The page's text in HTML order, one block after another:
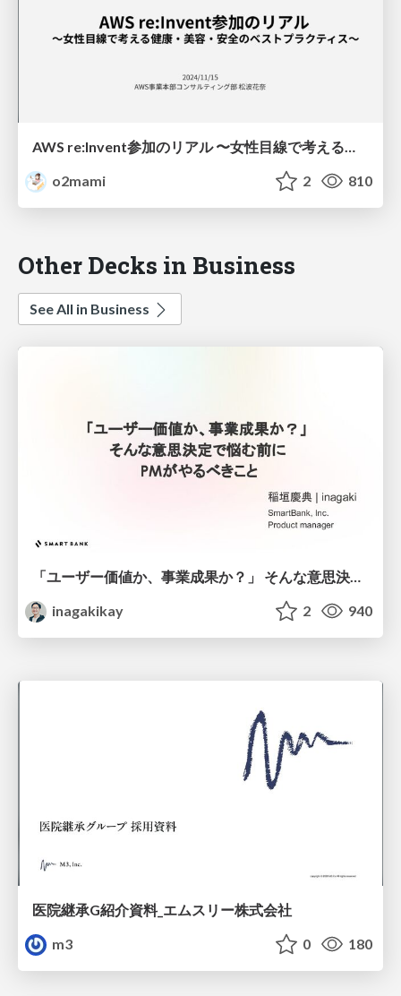
AWS re:Invent参加のリアル 〜女性目線で考える健康・美容・安全のベストプラクティス〜
o2mami
2 810
Other Decks in Business
See All in Business
inagakikay
2 940
医院継承G紹介資料_エムスリー株式会社
m3
0 180